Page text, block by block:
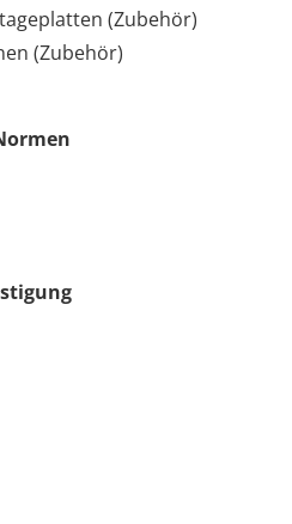
(Zubehör)
(Zubehör)